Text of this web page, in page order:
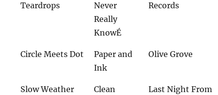
Teardrops
Never
Really
KnowÉ
Records
Circle Meets Dot
Paper and
Ink
Olive Grove
Slow Weather
Clean
Last Night From